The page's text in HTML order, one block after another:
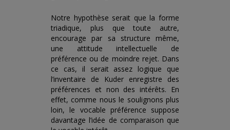
Notre hypothèse serait que la forme
triadique, plus que toute autre,
encourage par sa structure même,
une attitude intellectuelle de
préférence ou de moindre rejet. Dans
ce cas, il serait assez logique que
l’inventaire de Kuder enregistre des
préférences et non des intérêts. En
effet, comme nous le soulignons plus
loin, le vocable préférence suppose
davantage l’idée de comparaison que